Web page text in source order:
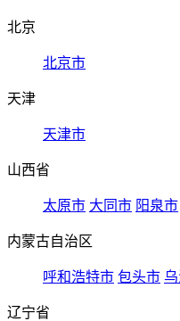
北京
北京市
天津
天津市
山西省
太原市 大同市 阳泉市
内蒙古自治区
呼和浩特市 包头市
辽宁省